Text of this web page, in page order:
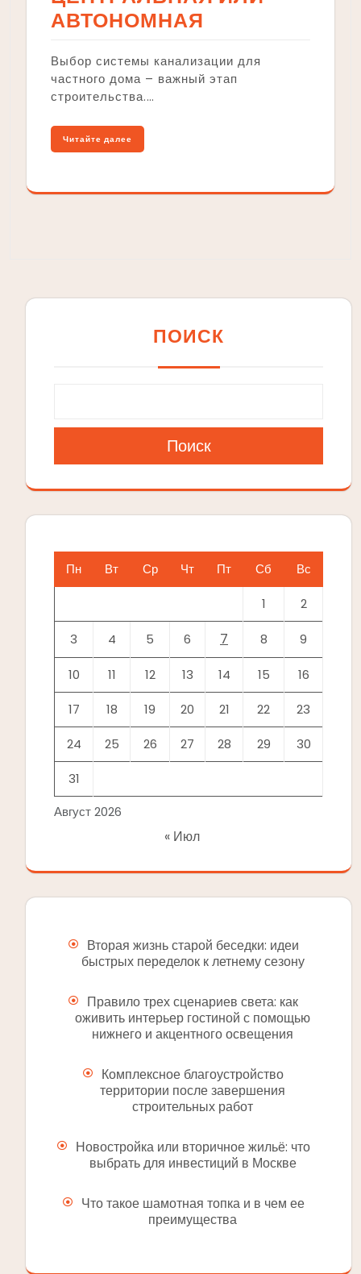
АВТОНОМНАЯ
Выбор системы канализации для
частного дома – важный этап
строительства.…
Читайте далее
ПОИСК
Поиск
Август 2026
Пн Вт Ср Чт Пт Сб Вс
1 2
3 4 5 6 7 8 9
10 11 12 13 14 15 16
17 18 19 20 21 22 23
24 25 26 27 28 29 30
31
« Июл
Вторая жизнь старой беседки: идеи
быстрых переделок к летнему сезону
Правило трех сценариев света: как
оживить интерьер гостиной с помощью
нижнего и акцентного освещения
Комплексное благоустройство
территории после завершения
строительных работ
Новостройка или вторичное жильё: что
выбрать для инвестиций в Москве
Что такое шамотная топка и в чем ее
преимущества